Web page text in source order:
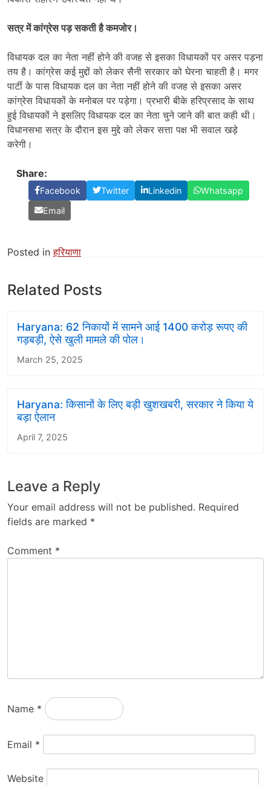
सत्र में कांग्रेस पड़ सकती है कमजोर।
विधायक दल का नेता नहीं होने की वजह से इसका विधायकों पर असर पड़ना
तय है। कांग्रेस कई मुद्दों को लेकर सैनी सरकार को घेरना चाहती है। मगर
पार्टी के पास विधायक दल का नेता नहीं होने की वजह से इसका असर
कांग्रेस विधायकों के मनोबल पर पड़ेगा। प्रभारी बीके हरिप्रसाद के साथ
हुई विधायकों ने इसलिए विधायक दल का नेता चुने जाने की बात कही थी।
विधानसभा सत्र के दौरान इस मुद्दे को लेकर सत्ता पक्ष भी सवाल खड़े
करेगी।
Share:
Facebook Twitter Linkedin
Whatsapp
Email
Posted inहरियाणा
Related Posts
Haryana: 62 निकायों में सामने आई 1400 करोड़ रूपए की
गड़बड़ी, ऐसे खुली मामले की पोल।
March 25, 2025
Haryana: किसानों के लिए बड़ी खुशखबरी, सरकार ने किया ये
बड़ा ऐलान
April 7, 2025
Leave a Reply
Your email address will not be published. Required
fields are marked *
Comment *
Name *
Email *
Website